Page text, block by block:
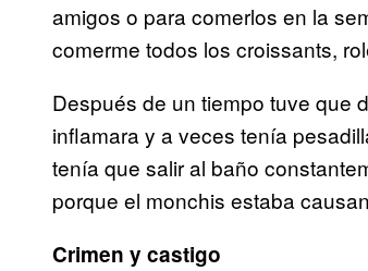
amigos o para comerlos en la
comerme todos los croissants,
Después de un tiempo tuve que
inflamara y a veces tenía
tenía que salir al baño
porque el monchis estaba
Crimen y castigo